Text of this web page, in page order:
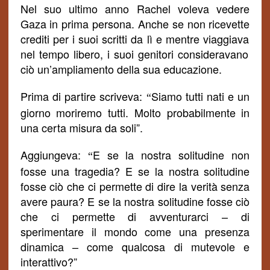
Nel suo ultimo anno Rachel voleva vedere
Gaza in prima persona. Anche se non ricevette
crediti per i suoi scritti da lì e mentre viaggiava
nel tempo libero, i suoi genitori consideravano
ciò un’ampliamento della sua educazione.
Prima di partire scriveva: “Siamo tutti nati e un
giorno moriremo tutti. Molto probabilmente in
una certa misura da soli”.
Aggiungeva:
“E se la nostra solitudine non
fosse una tragedia? E se la nostra solitudine
fosse ciò che ci permette di dire la verità senza
avere paura? E se la nostra solitudine fosse ciò
che ci permette di avventurarci – di
sperimentare il mondo come una presenza
dinamica – come qualcosa di mutevole e
interattivo?”